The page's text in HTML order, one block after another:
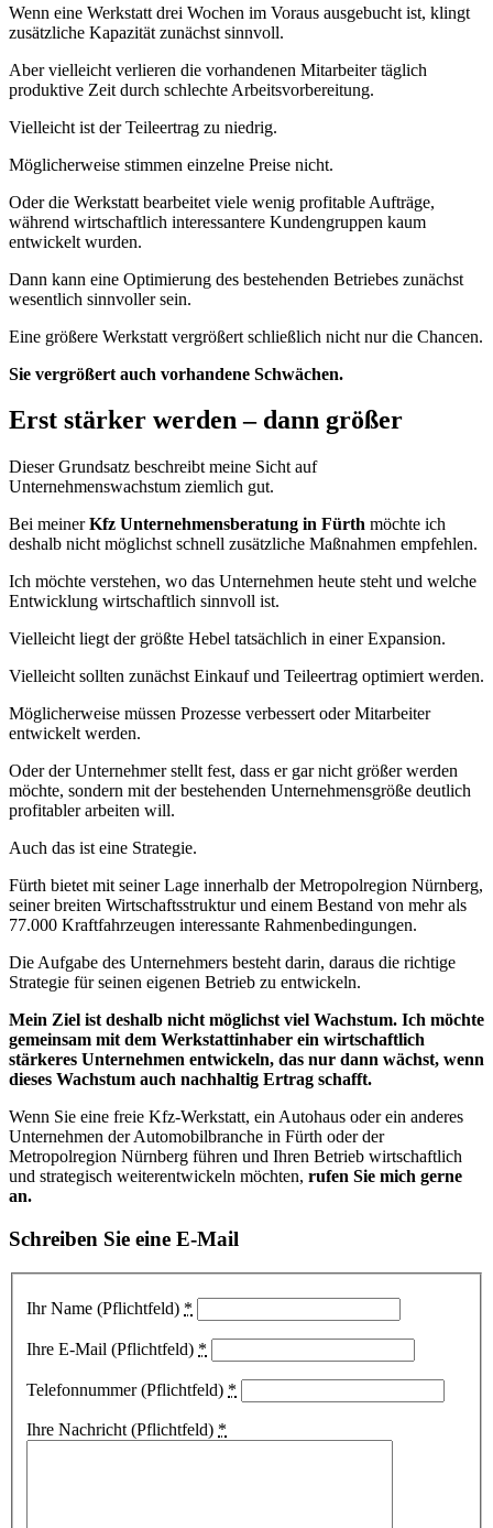
Wenn eine Werkstatt drei Wochen im Voraus ausgebucht ist, klingt
zusätzliche Kapazität zunächst sinnvoll.
Aber vielleicht verlieren die vorhandenen Mitarbeiter täglich
produktive Zeit durch schlechte Arbeitsvorbereitung.
Vielleicht ist der Teileertrag zu niedrig.
Möglicherweise stimmen einzelne Preise nicht.
Oder die Werkstatt bearbeitet viele wenig profitable Aufträge,
während wirtschaftlich interessantere Kundengruppen kaum
entwickelt wurden.
Dann kann eine Optimierung des bestehenden Betriebes zunächst
wesentlich sinnvoller sein.
Eine größere Werkstatt vergrößert schließlich nicht nur die Chancen.
Sie vergrößert auch vorhandene Schwächen.
Erst stärker werden – dann größer
Dieser Grundsatz beschreibt meine Sicht auf
Unternehmenswachstum ziemlich gut.
Bei meinerKfz Unternehmensberatung in Fürth möchte ich
deshalb nicht möglichst schnell zusätzliche Maßnahmen empfehlen.
Ich möchte verstehen, wo das Unternehmen heute steht und welche
Entwicklung wirtschaftlich sinnvoll ist.
Vielleicht liegt der größte Hebel tatsächlich in einer Expansion.
Vielleicht sollten zunächst Einkauf und Teileertrag optimiert werden.
Möglicherweise müssen Prozesse verbessert oder Mitarbeiter
entwickelt werden.
Oder der Unternehmer stellt fest, dass er gar nicht größer werden
möchte, sondern mit der bestehenden Unternehmensgröße deutlich
profitabler arbeiten will.
Auch das ist eine Strategie.
Fürth bietet mit seiner Lage innerhalb der Metropolregion Nürnberg,
seiner breiten Wirtschaftsstruktur und einem Bestand von mehr als
77.000 Kraftfahrzeugen interessante Rahmenbedingungen.
Die Aufgabe des Unternehmers besteht darin, daraus die richtige
Strategie für seinen eigenen Betrieb zu entwickeln.
Mein Ziel ist deshalb nicht möglichst viel Wachstum. Ich möchte
gemeinsam mit dem Werkstattinhaber ein wirtschaftlich
stärkeres Unternehmen entwickeln, das nur dann wächst, wenn
dieses Wachstum auch nachhaltig Ertrag schafft.
Wenn Sie eine freie Kfz-Werkstatt, ein Autohaus oder ein anderes
Unternehmen der Automobilbranche in Fürth oder der
Metropolregion Nürnberg führen und Ihren Betrieb wirtschaftlich
und strategisch weiterentwickeln möchten, rufen Sie mich gerne
an.
Schreiben Sie eine E-Mail
Ihr Name (Pflichtfeld) *
Ihre E-Mail (Pflichtfeld) *
Telefonnummer (Pflichtfeld) *
Ihre Nachricht (Pflichtfeld) *